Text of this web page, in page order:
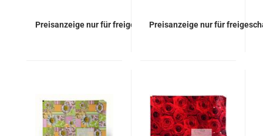
Preisanzeige nur für freigeschaltete Kunden
Preisanzeige nur für